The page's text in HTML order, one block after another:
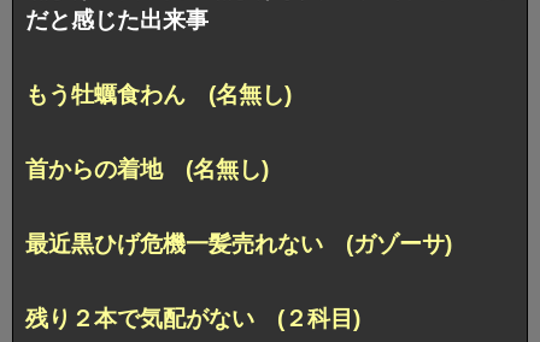
だと感じた出来事
もう牡蠣食わん (名無し)
首からの着地 (名無し)
最近黒ひげ危機一髪売れない (ガゾーサ)
残り２本で気配がない (２科目)